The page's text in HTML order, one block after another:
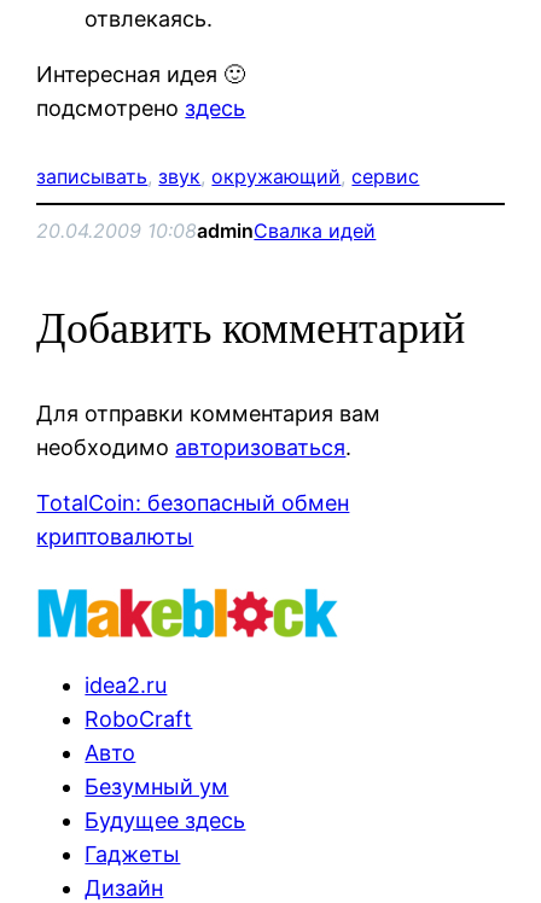
отвлекаясь.
Интересная идея 🙂
подсмотрено здесь
записывать, звук, окружающий, сервис
20.04.2009 10:08adminСвалка идей
Добавить комментарий
Для отправки комментария вам
необходимо авторизоваться.
TotalCoin: безопасный обмен
криптовалюты
idea2.ru
RoboCraft
Авто
Безумный ум
Будущее здесь
Гаджеты
Дизайн